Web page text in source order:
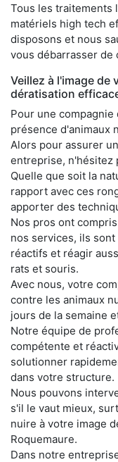
Tous les traitements
matériels high tech
disposons et nous
vous débarrasser de
Veillez à l'image
dératisation
Pour une
présence d'animaux
Alors pour assurer
entreprise, n'hésitez
Quelle que soit la
rapport avec ces
apporter des
Nos pros ont
nos services, ils
réactifs et réagir
rats et souris.
Avec nous, votre
contre les animaux
jours de la semaine
Notre équipe de
compétente et
solutionner
dans votre structure.
Nous pouvons
s'il le vaut mieux,
nuire à votre image
Roquemaure.
Dans notre